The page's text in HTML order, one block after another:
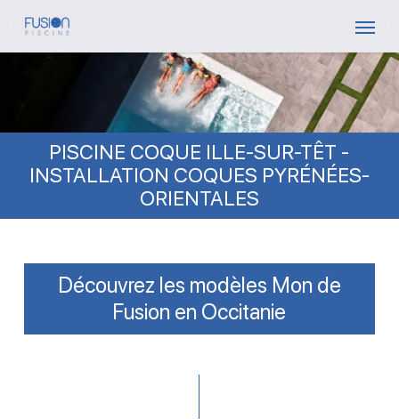
Skip
PISCINE COQUE ILLE-SUR-TÊT -
INSTALLATION COQUES PYRÉNÉES-
ORIENTALES
Découvrez les modèles Mon de
Fusion en Occitanie